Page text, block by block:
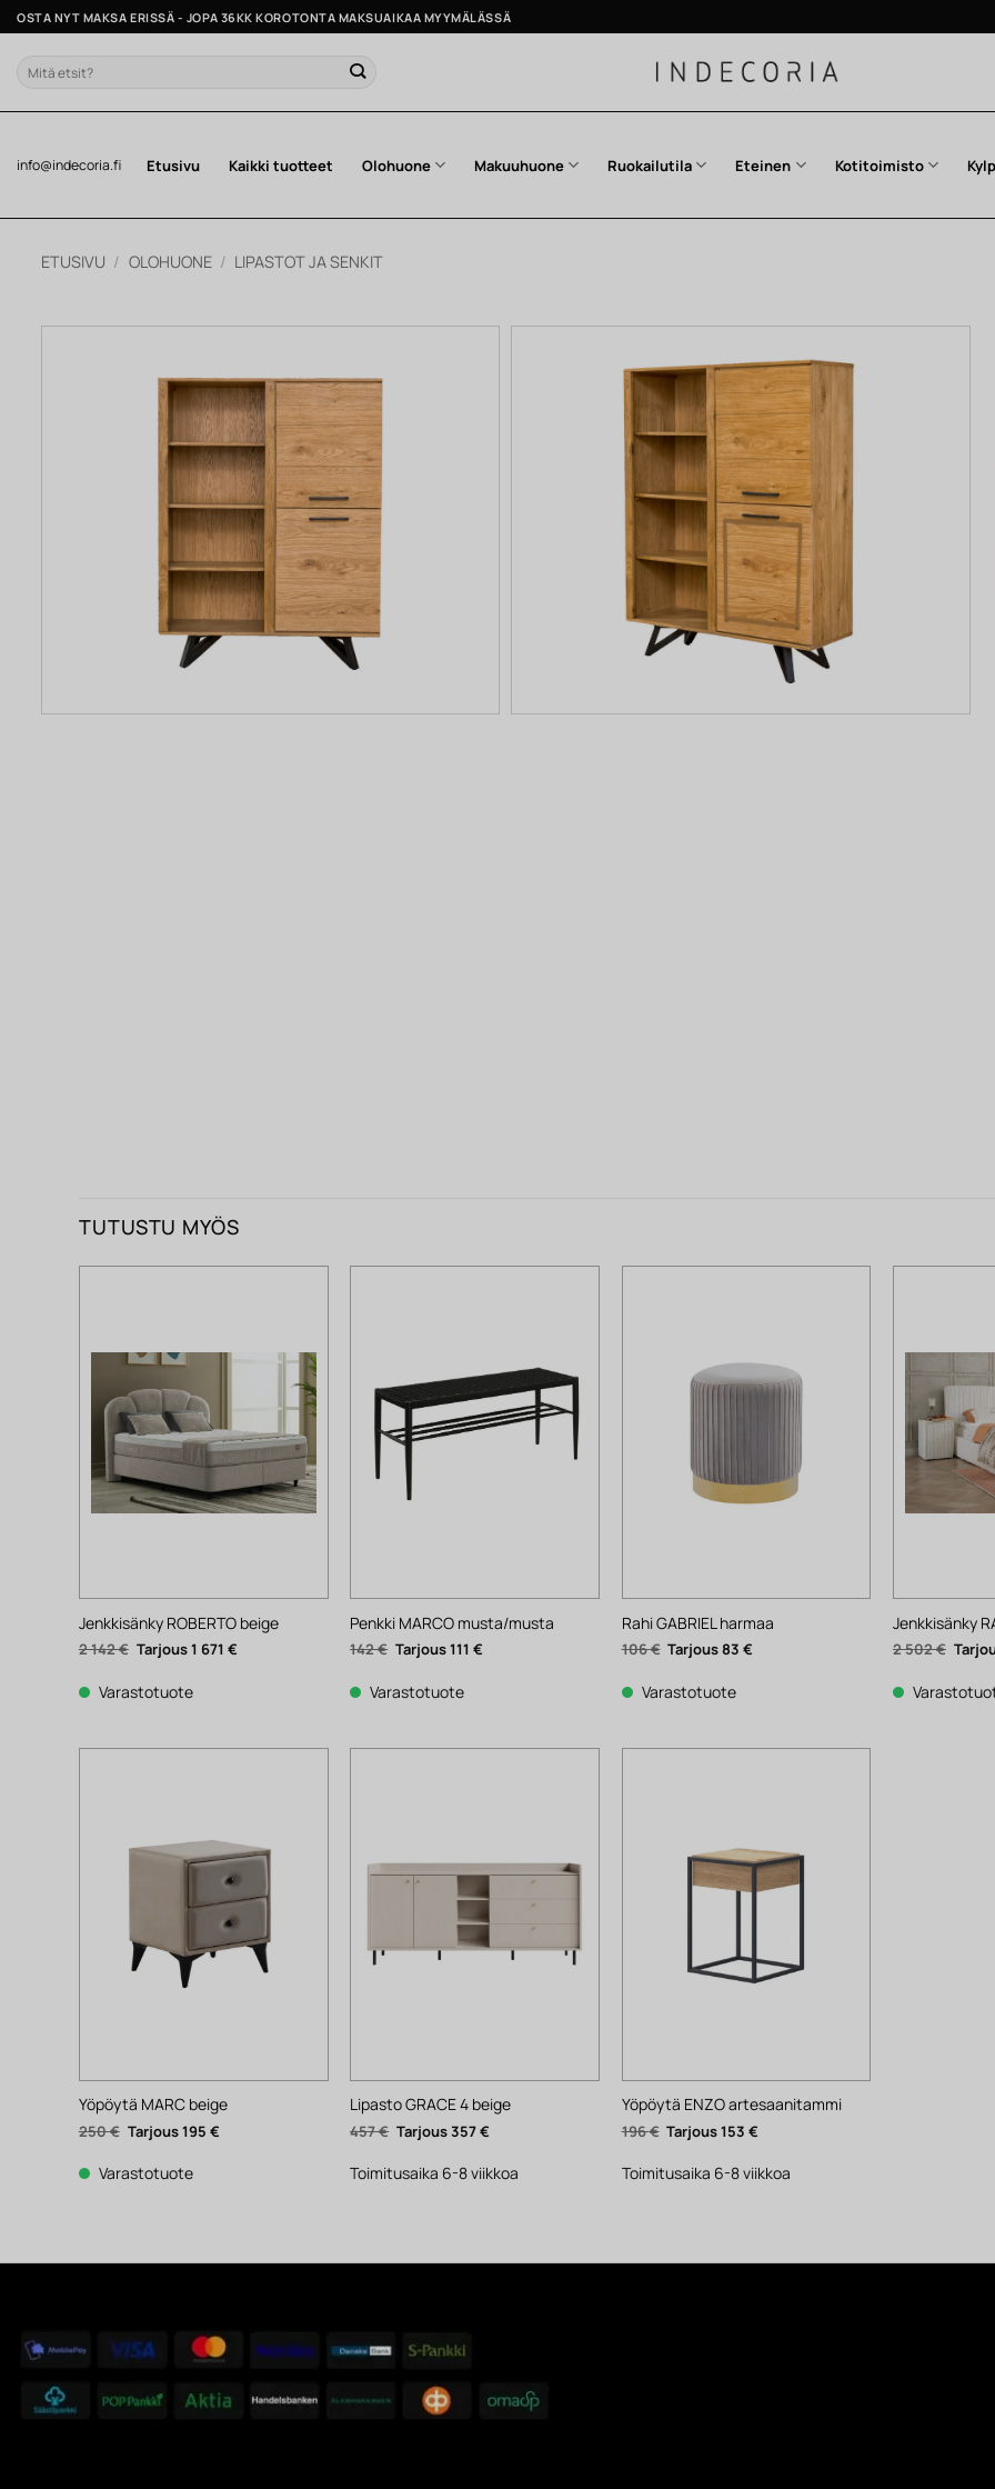
Skip
to
content
OSTA NYT MAKSA ERISSÄ - JOPA 36KK KOROTONTA MAKSUAIKAA MYYMÄLÄSSÄ
Etsi:
info@indecoria.fi Etusivu Kaikki tuotteet Olohuone Makuuhuone Ruokailutila Eteinen Kotitoimisto
ETUSIVU / OLOHUONE / LIPASTOT JA SENKIT
TUTUSTU MYÖS
Jenkkisänky ROBERTO beige
2 142€ Alkuperäinen
hinta
2
142 €.
1 671 €Nykyinen
hinta
Varastotuote
Penkki MARCO musta/musta
142€ Alkuperäinen
hinta
142 €.
111€
Varastotuote
Rahi GABRIEL harmaa
106€ Alkuperäinen
hinta
106 €.
83€
Varastotuote
Jenkkisänky
2 502€
hinta
2
502 €.
Yöpöytä MARC beige
250€ Alkuperäinen
hinta
250 €.
195 €Nykyinen
hinta
Varastotuote
Lipasto GRACE 4 beige
457€ Alkuperäinen
hinta
457 €.
357€
357 €.
Toimitusaika 6-8 viikkoa
Yöpöytä ENZO artesaanitammi
196€ Alkuperäinen
hinta
196 €.
153€
153 €.
Toimitusaika 6-8 viikkoa